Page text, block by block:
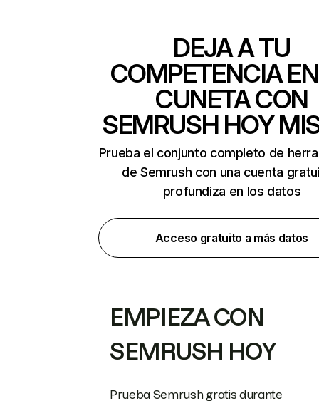
DEJA A TU
COMPETENCIA
CUNETA CON
SEMRUSH HOY
Prueba el conjunto completo de
de Semrush con una cuenta
profundiza en los datos
Acceso gratuito a más datos
EMPIEZA CON
SEMRUSH HOY
Prueba Semrush gratis durante